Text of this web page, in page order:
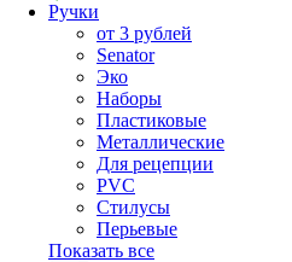
Ручки
от 3 рублей
Senator
Эко
Наборы
Пластиковые
Металлические
Для рецепции
PVC
Стилусы
Перьевые
Показать все